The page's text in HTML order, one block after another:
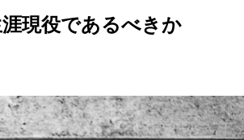
現役であるべきか